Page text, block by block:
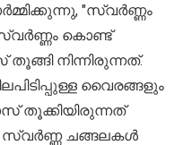
"സ്വർണ്ണം
കൊണ്ട്
തൂങ്ങി നിന്നിരുന്നത്.
വൈരങ്ങളും
തൂക്കിയിരുന്നത്
സ്വർണ്ണ ചങ്ങലകൾ